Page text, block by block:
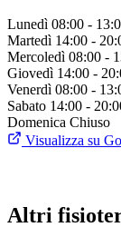
Lunedì 08:00 -
Martedì 14:00 -
Mercoledì 08:00 -
Giovedì 14:00 -
Venerdì 08:00 -
Sabato 14:00 -
Domenica Chiuso
Visualizza su
Altri